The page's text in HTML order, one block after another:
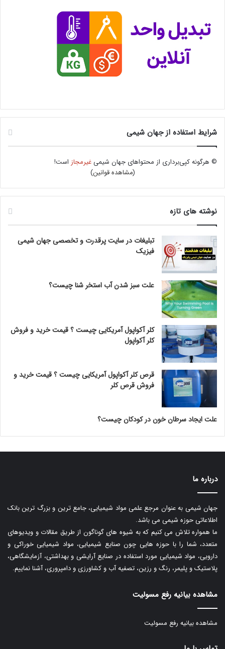
شرایط استفاده از جهان شیمی
© هرگونه کپی‌برداری از محتواهای جهان شیمیغیرمجاز است!
(مشاهده قوانین)
نوشته های تازه
تبلیغات در سایت پرقدرت و تخصصی جهان شیمی
فیزیک
علت سبز شدن آب استخر شنا چیست؟
کلر آکواپول آمریکایی چیست ؟ قیمت خرید و فروش
کلر آکواپول
قرص کلر آکواپول آمریکایی چیست ؟ قیمت خرید و
فروش قرص کلر
علت ایجاد سرطان خون در کودکان چیست؟
درباره ما
جهان شیمی به عنوان مرجع علمی مواد شیمیایی، جامع ترین و بزرگ ترین بانک
اطلاعاتی حوزه شیمی می باشد.
ما همواره تلاش می کنیم که به شیوه های گوناگون از طریق مقالات و ویدیوهای
متعدد، شما را با حوزه هایی چون صنایع شیمیایی، مواد شیمیایی خوراکی و
دارویی، مواد شیمیایی مورد استفاده در صنایع آرایشی و بهداشتی، آزمایشگاهی،
پلاستیک و پلیمر، رنگ و رزین، تصفیه آب و کشاورزی و دامپروری، آشنا نماییم.
مشاهده بیانیه رفع مسولیت
مشاهده بیانیه رفع مسولیت